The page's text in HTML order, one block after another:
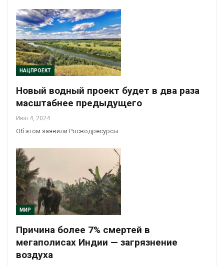
НАЦПРОЕКТ
Новый водный проект будет в два раза
масштабнее предыдущего
Июл 4, 2024
Об этом заявили Росводресурсы
МИР
Причина более 7% смертей в
мегаполисах Индии — загрязнение
воздуха